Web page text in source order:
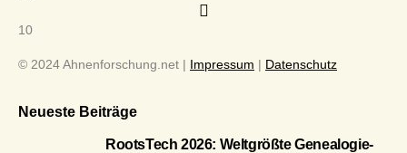
10
© 2024 Ahnenforschung.net | Impressum | Datenschutz
Neueste Beiträge
RootsTech 2026: Weltgrößte Genealogie-